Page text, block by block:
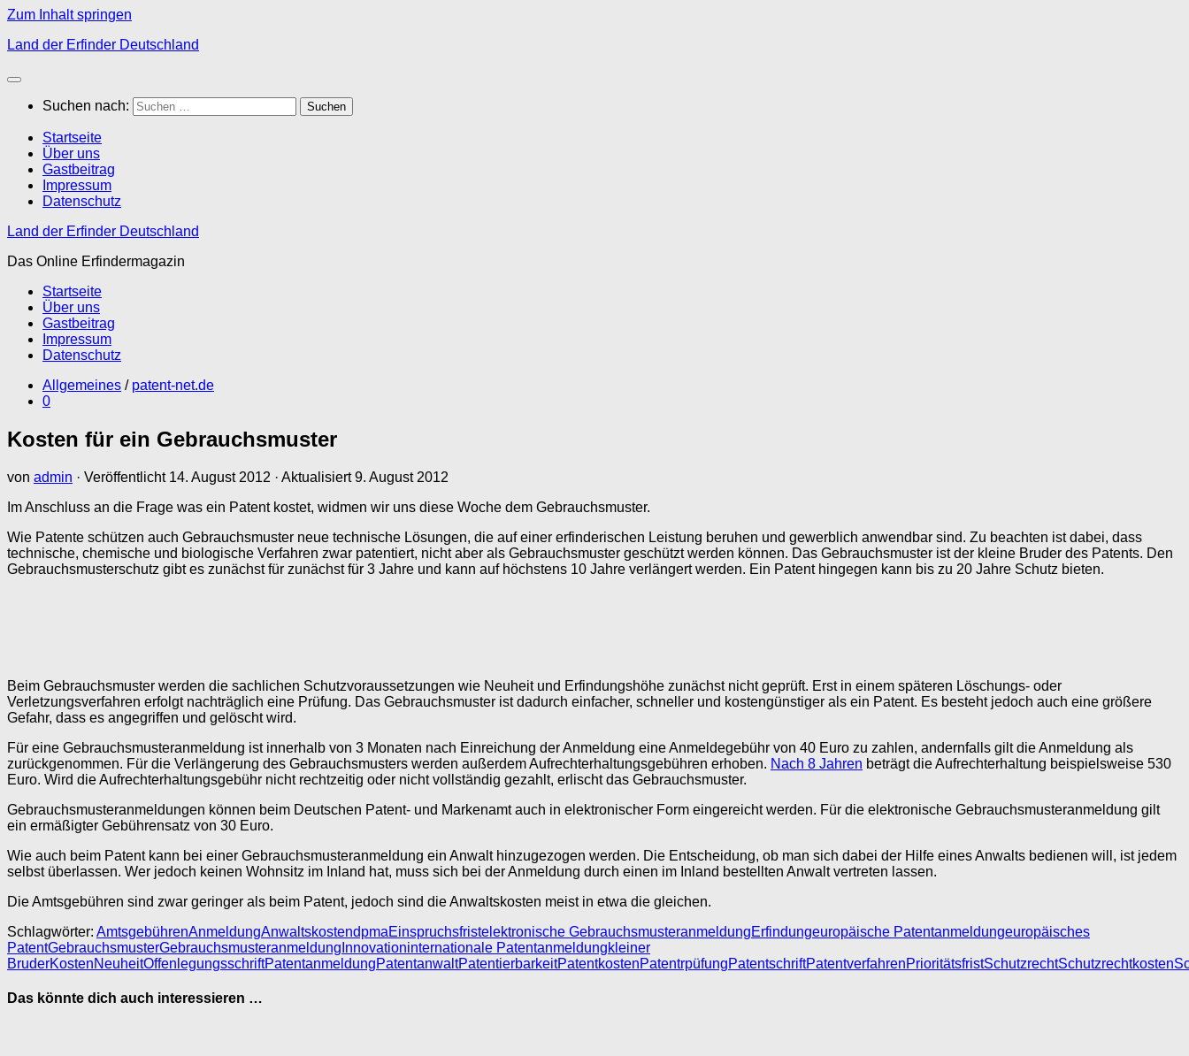
Zum Inhalt springen
Land der Erfinder Deutschland
Suchen nach:
Startseite
Über uns
Gastbeitrag
Impressum
Datenschutz
Land der Erfinder Deutschland
Das Online Erfindermagazin
Startseite
Über uns
Gastbeitrag
Impressum
Datenschutz
Allgemeines / patent-net.de
0
Kosten für ein Gebrauchsmuster
von admin · Veröffentlicht 14. August 2012 · Aktualisiert9. August 2012
Im Anschluss an die Frage was ein Patent kostet, widmen wir uns diese Woche dem Gebrauchsmuster.
Wie Patente schützen auch Gebrauchsmuster neue technische Lösungen, die auf einer erfinderischen Leistung beruhen und gewerblich anwendbar sind. Zu beachten ist dabei, dass
technische, chemische und biologische Verfahren zwar patentiert, nicht aber als Gebrauchsmuster geschützt werden können. Das Gebrauchsmuster ist der kleine Bruder des Patents. Den
Gebrauchsmusterschutz gibt es zunächst für zunächst für 3 Jahre und kann auf höchstens 10 Jahre verlängert werden. Ein Patent hingegen kann bis zu 20 Jahre Schutz bieten.
Beim Gebrauchsmuster werden die sachlichen Schutzvoraussetzungen wie Neuheit und Erfindungshöhe zunächst nicht geprüft. Erst in einem späteren Löschungs- oder
Verletzungsverfahren erfolgt nachträglich eine Prüfung. Das Gebrauchsmuster ist dadurch einfacher, schneller und kostengünstiger als ein Patent. Es besteht jedoch auch eine größere
Gefahr, dass es angegriffen und gelöscht wird.
Für eine Gebrauchsmusteranmeldung ist innerhalb von 3 Monaten nach Einreichung der Anmeldung eine Anmeldegebühr von 40 Euro zu zahlen, andernfalls gilt die Anmeldung als
zurückgenommen. Für die Verlängerung des Gebrauchsmusters werden außerdem Aufrechterhaltungsgebühren erhoben. Nach 8 Jahren beträgt die Aufrechterhaltung beispielsweise 530
Euro. Wird die Aufrechterhaltungsgebühr nicht rechtzeitig oder nicht vollständig gezahlt, erlischt das Gebrauchsmuster.
Gebrauchsmusteranmeldungen können beim Deutschen Patent- und Markenamt auch in elektronischer Form eingereicht werden. Für die elektronische Gebrauchsmusteranmeldung gilt
ein ermäßigter Gebührensatz von 30 Euro.
Wie auch beim Patent kann bei einer Gebrauchsmusteranmeldung ein Anwalt hinzugezogen werden. Die Entscheidung, ob man sich dabei der Hilfe eines Anwalts bedienen will, ist jedem
selbst überlassen. Wer jedoch keinen Wohnsitz im Inland hat, muss sich bei der Anmeldung durch einen im Inland bestellten Anwalt vertreten lassen.
Die Amtsgebühren sind zwar geringer als beim Patent, jedoch sind die Anwaltskosten meist in etwa die gleichen.
Schlagwörter: AmtsgebührenAnmeldungAnwaltskostendpmaEinspruchsfristelektronische GebrauchsmusteranmeldungErfindungeuropäische Patentanmeldungeuropäisches
PatentGebrauchsmusterGebrauchsmusteranmeldung Innovationinternationale Patentanmeldungkleiner
BruderKostenNeuheitOffenlegungsschriftPatentanmeldungPatentanwaltPatentierbarkeitPatentkostenPatentrpüfungPatentschriftPatentverfahrenPrioritätsfristSchutzrechtSchutzrechtkosten
Das könnte dich auch interessieren …